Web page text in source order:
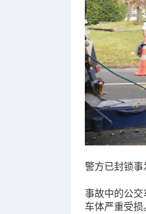
警方已封锁事
事故中的公
车体严重受损。